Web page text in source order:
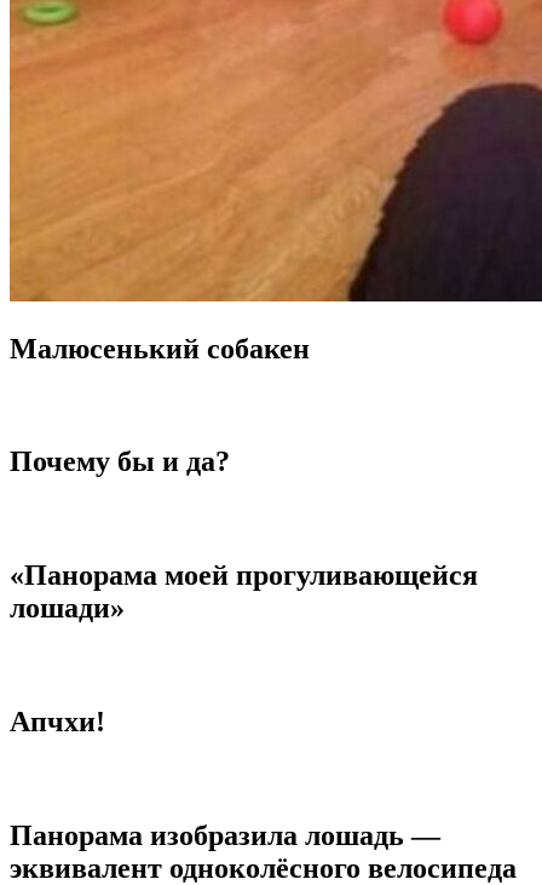
Малюсенький собакен
Почему бы и да?
«Панорама моей прогуливающейся
лошади»
Апчхи!
Панорама изобразила лошадь —
эквивалент одноколёсного велосипеда